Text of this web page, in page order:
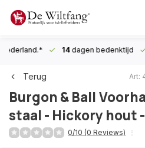
14dagen bedenktijd
Terug Art:
Burgon & Ball
staal - Hickory hout -
0/10 (0 Reviews)